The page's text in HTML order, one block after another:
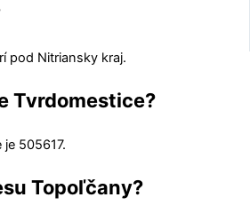
pod Nitriansky kraj.
Tvrdomestice?
je 505617.
Topoľčany?